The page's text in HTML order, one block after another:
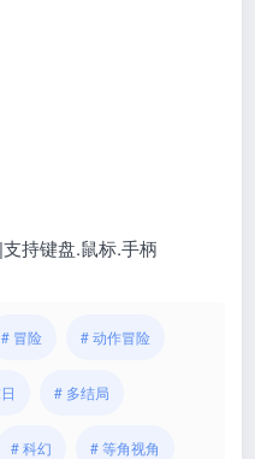
持键盘.鼠标.手柄
# 冒险 # 动作冒险
# 多结局
# 科幻 # 等角视角